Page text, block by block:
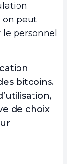
on peut
personnel
bitcoins.
de choix